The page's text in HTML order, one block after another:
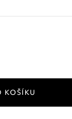
KOŠÍKU